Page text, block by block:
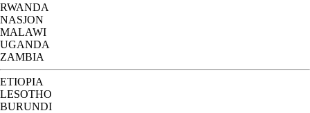
RWANDA
NASJON
MALAWI
UGANDA
ZAMBIA
ETIOPIA
LESOTHO
BURUNDI